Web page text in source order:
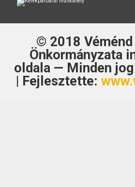
© 2018
Önkormányzata
oldala — Minden
| Fejlesztette: